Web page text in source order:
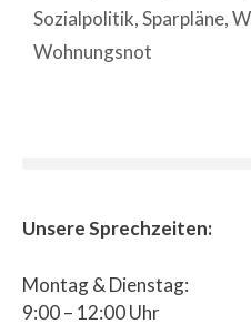
Sozialpolitik,Sparpläne,
Wohnungsnot
Unsere Sprechzeiten:
Montag & Dienstag:
9:00 – 12:00 Uhr